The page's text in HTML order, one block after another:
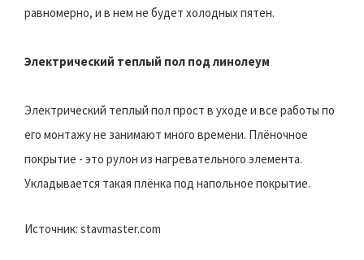
равномерно, и в нем не будет холодных пятен.
Электрический теплый пол под линолеум
Электрический теплый пол прост в уходе и все работы по
его монтажу не занимают много времени. Плёночное
покрытие - это рулон из нагревательного элемента.
Укладывается такая плёнка под напольное покрытие.
Источник: stavmaster.com